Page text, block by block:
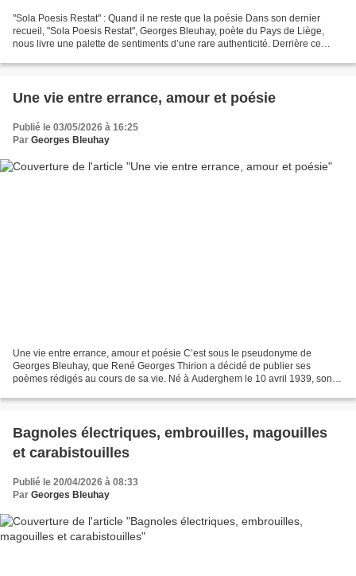
"Sola Poesis Restat" : Quand il ne reste que la poésie Dans son dernier
recueil, "Sola Poesis Restat", Georges Bleuhay, poète du Pays de Liège,
nous livre une palette de sentiments d’une rare authenticité. Derrière ce
Une vie entre errance, amour et poésie
Publié le 03/05/2026 à 16:25
Par Georges Bleuhay
Une vie entre errance, amour et poésie C’est sous le pseudonyme de
Georges Bleuhay, que René Georges Thirion a décidé de publier ses
poèmes rédigés au cours de sa vie. Né à Auderghem le 10 avril 1939, son
Bagnoles électriques, embrouilles, magouilles
et carabistouilles
Publié le 20/04/2026 à 08:33
Par Georges Bleuhay